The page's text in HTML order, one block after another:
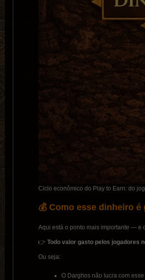
Ciclo econômico do Play to Earn: do
💰 Como esse dinheiro é
Aqui está o ponto mais importante — e
👉 Todo valor gasto pelos jogadores
Ou seja:
O Darghos não lucra com